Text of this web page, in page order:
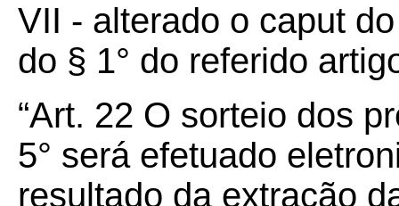
VII - alterado o caput
do § 1° do referido
“Art. 22 O sorteio dos
5° será efetuado
resultado da extração